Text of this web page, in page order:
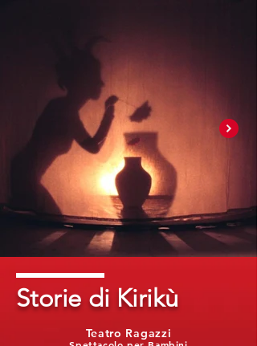
Storie di Kirikù
Teatro Ragazzi